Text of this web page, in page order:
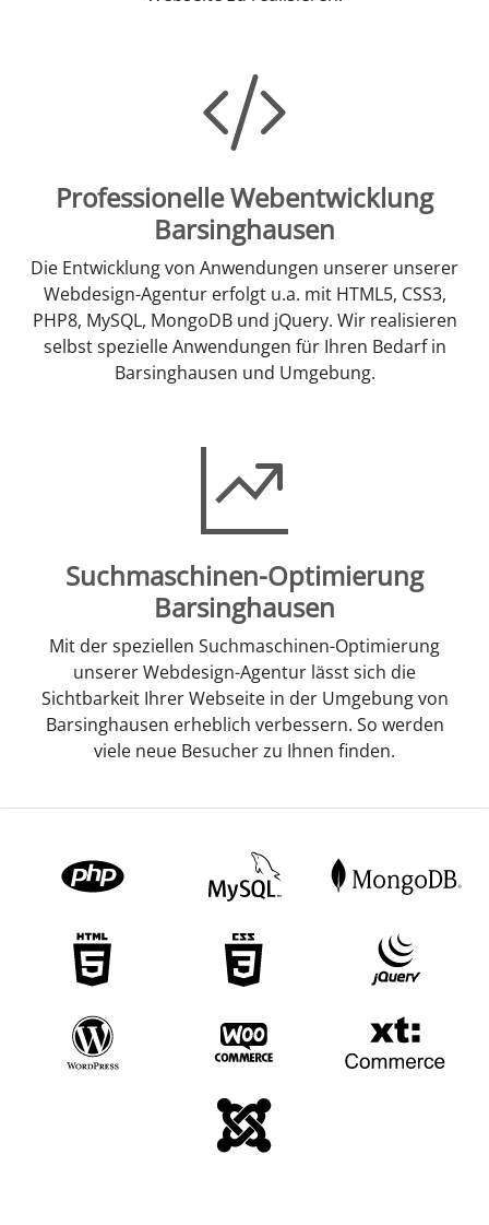
Professionelle Webentwicklung
Barsinghausen
Die Entwicklung von Anwendungen unserer unserer
Webdesign-Agentur erfolgt u.a. mit HTML5, CSS3,
PHP8, MySQL, MongoDB und jQuery. Wir realisieren
selbst spezielle Anwendungen für Ihren Bedarf in
Barsinghausen und Umgebung.
Suchmaschinen-Optimierung
Barsinghausen
Mit der speziellen Suchmaschinen-Optimierung
unserer Webdesign-Agentur lässt sich die
Sichtbarkeit Ihrer Webseite in der Umgebung von
Barsinghausen erheblich verbessern. So werden
viele neue Besucher zu Ihnen finden.